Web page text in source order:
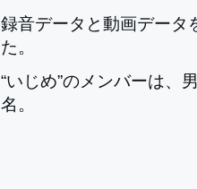
録音データと動画データ
た。
“いじめ”のメンバーは、
名。